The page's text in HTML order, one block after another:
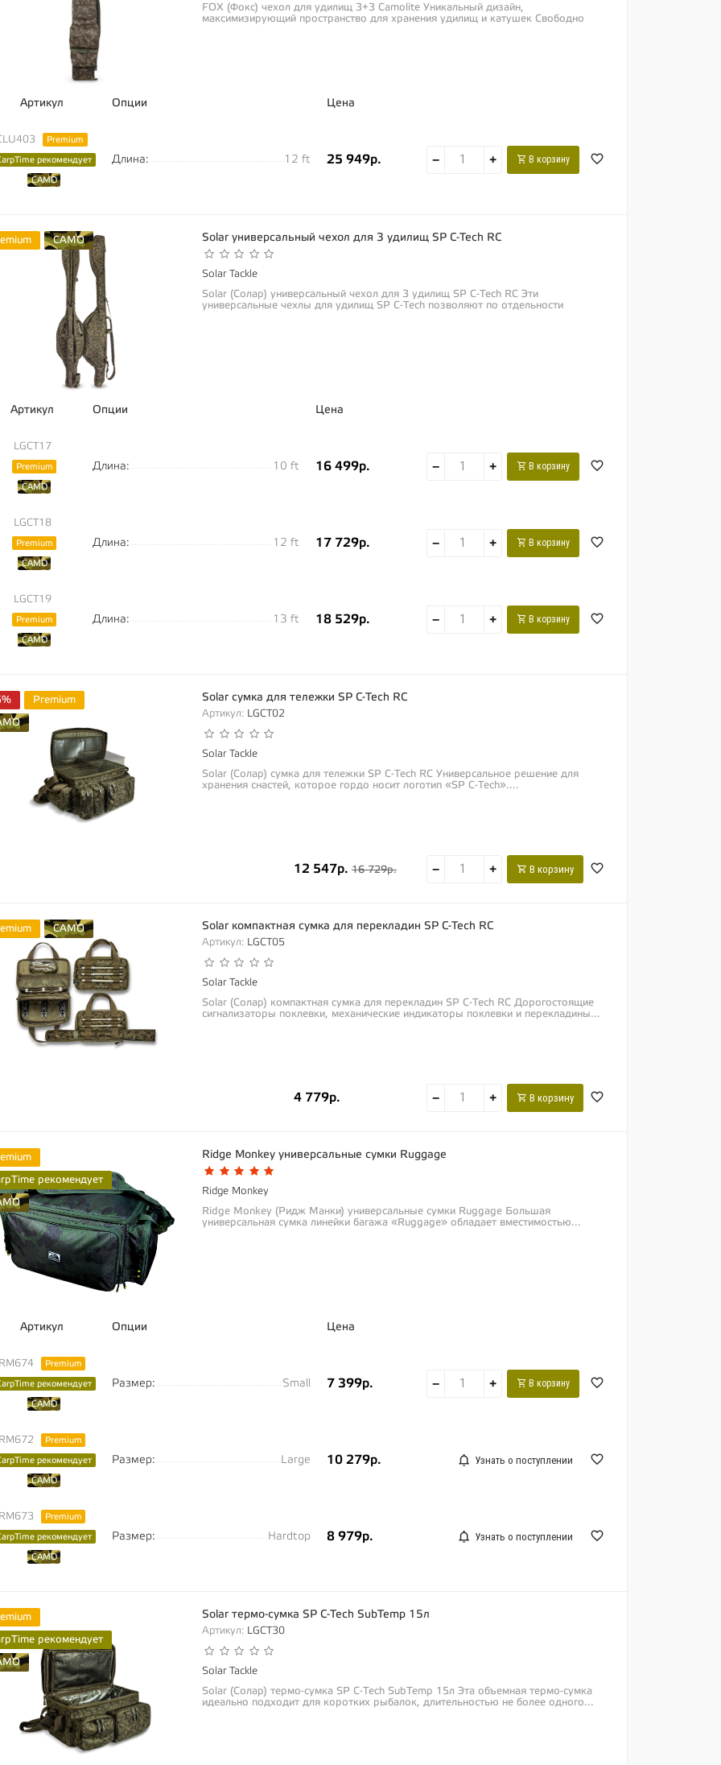
FOX (Фокс) чехол для удилищ 3+3 Camolite Уникальный дизайн,
максимизирующий пространство для хранения удилищ и катушек Свободно
Артикул Опции Цена
Premium
рекомендует
CAMO
Длина: 12 ft 25 949р. − + В корзину
CAMO Solar универсальный чехол для 3 удилищ SP C-Tech RC
Solar Tackle
Solar (Солар) универсальный чехол для 3 удилищ SP C-Tech RC Эти
универсальные чехлы для удилищ SP C-Tech позволяют по отдельности
Артикул Опции Цена
LGCT17
Premium
CAMO
Длина: 10 ft 16 499р. − + В корзину
LGCT18
Premium
CAMO
Длина: 12 ft 17 729р. − + В корзину
LGCT19
Premium
CAMO
Длина: 13 ft 18 529р. − + В корзину
Premium
Solar сумка для тележки SP C-Tech RC
Артикул: LGCT02
Solar Tackle
Solar (Солар) сумка для тележки SP C-Tech RC Универсальное решение для
хранения снастей, которое гордо носит логотип «SP C-Tech»....
12 547р. 16 729р. − + В корзину
CAMO Solar компактная сумка для перекладин SP C-Tech RC
Артикул: LGCT05
Solar Tackle
Solar (Солар) компактная сумка для перекладин SP C-Tech RC Дорогостоящие
сигнализаторы поклевки, механические индикаторы поклевки и перекладины...
4 779р. − + В корзину
рекомендует
Ridge Monkey универсальные сумки Ruggage
Ridge Monkey
Ridge Monkey (Ридж Манки) универсальные сумки Ruggage Большая
универсальная сумка линейки багажа «Ruggage» обладает вместимостью...
Артикул Опции Цена
Premium
рекомендует
CAMO
Размер: Small 7 399р. − + В корзину
Premium
рекомендует
CAMO
Размер: Large 10 279р. Узнать о поступлении
Premium
рекомендует
CAMO
Размер: Hardtop 8 979р. Узнать о поступлении
рекомендует
Solar термо-сумка SP C-Tech SubTemp 15л
Артикул: LGCT30
Solar Tackle
Solar (Солар) термо-сумка SP C-Tech SubTemp 15л Эта объемная термо-сумка
идеально подходит для коротких рыбалок, длительностью не более одного...